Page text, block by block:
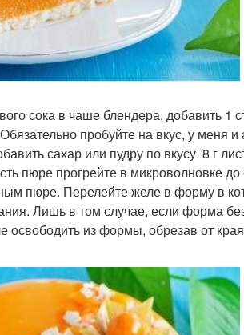
сока в чаше блендера, добавить 1
пробуйте на вкус, у меня
сахар или пудру по вкусу. 8 г
пюре прогрейте в микроволновке до
пюре. Перелейте желе в форму в
Лишь в том случае, если форма
из формы, обрезав от